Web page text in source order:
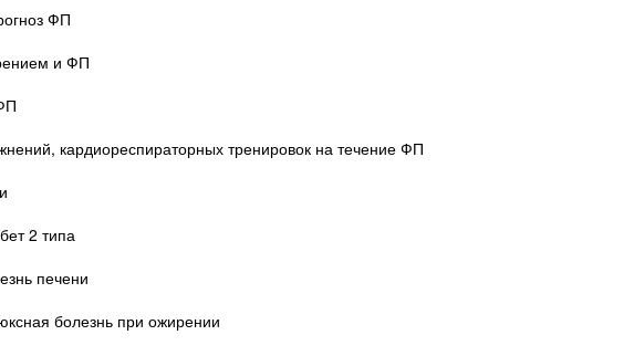
ФП
и ФП
кардиореспираторных тренировок на течение ФП
2 типа
печени
болезнь при ожирении